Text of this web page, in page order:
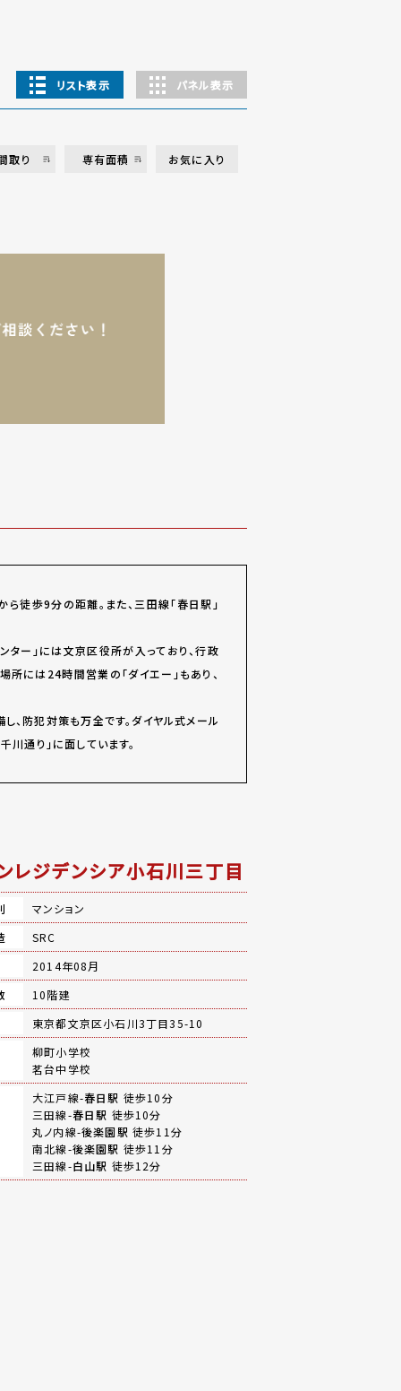
リスト表示 パネル表示
取り 専有面積 お気に入り
徒歩9分の距離。また、三田線「春日駅」
ター」には文京区役所が入っており、行政
所には24時間営業の「ダイエー」もあり、
、防犯対策も万全です。ダイヤル式メール
通り」に面しています。
レジデンシア小石川三丁目
マンション
SRC
2014年08月
10階建
東京都文京区小石川3丁目35-10
柳町小学校
茗台中学校
大江戸線-春日駅 徒歩10分
三田線-春日駅 徒歩10分
丸ノ内線-後楽園駅 徒歩11分
南北線-後楽園駅 徒歩11分
三田線-白山駅 徒歩12分